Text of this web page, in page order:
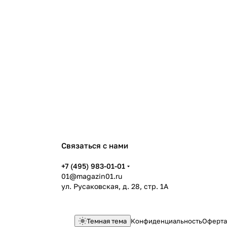
Связаться с нами
+7 (495) 983-01-01
01@magazin01.ru
ул. Русаковская, д. 28, стр. 1А
Темная тема КонфиденциальностьОферта